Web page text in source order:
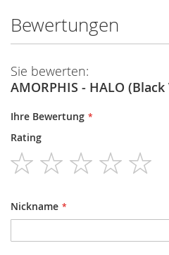
Bewertungen
Sie bewerten:
AMORPHIS - HALO
Ihre Bewertung
Rating
1
star
2
stars
3
stars
4
stars
Nickname